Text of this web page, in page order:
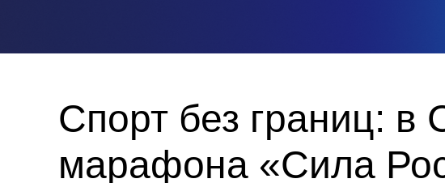
Спорт без границ: в
марафона «Сила